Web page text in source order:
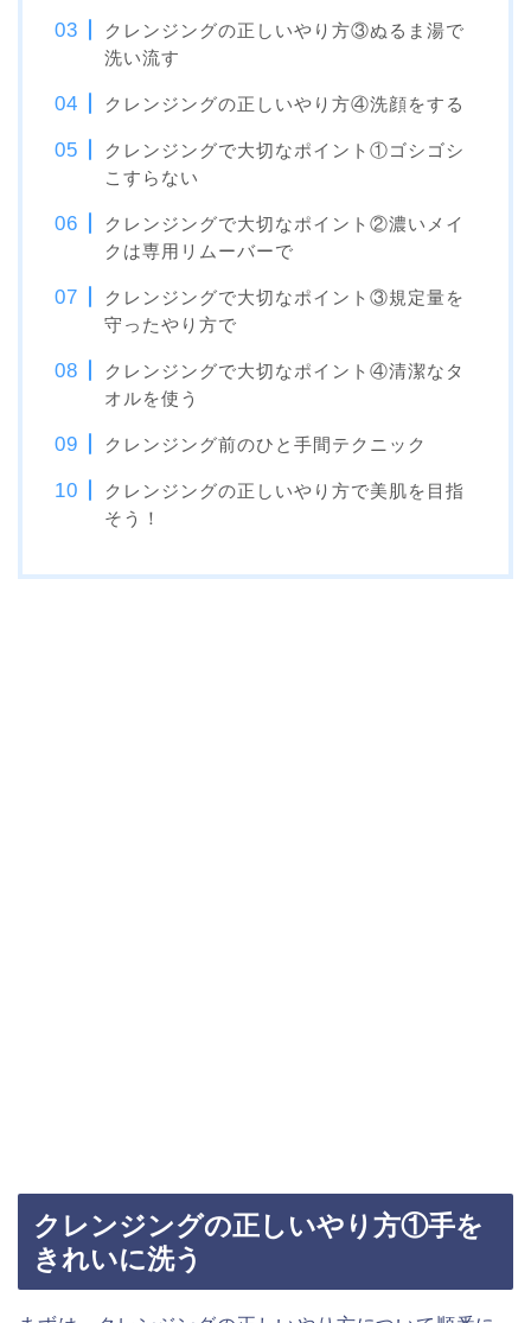
クレンジングの正しいやり方③ぬるま湯で
洗い流す
クレンジングの正しいやり方④洗顔をする
クレンジングで大切なポイント①ゴシゴシ
こすらない
クレンジングで大切なポイント②濃いメイ
クは専用リムーバーで
クレンジングで大切なポイント③規定量を
守ったやり方で
クレンジングで大切なポイント④清潔なタ
オルを使う
クレンジング前のひと手間テクニック
クレンジングの正しいやり方で美肌を目指
そう！
クレンジングの正しいやり方①手を
きれいに洗う